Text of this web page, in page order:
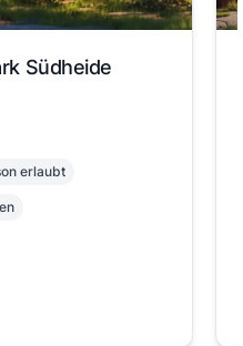
Südheide
erlaubt